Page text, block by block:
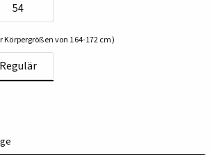
54
Körpergrößen von 164-172 cm)
Regulär